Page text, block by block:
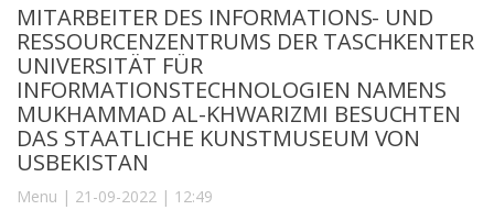
MITARBEITER DES INFORMATIONS- UND
RESSOURCENZENTRUMS DER TASCHKENTER
UNIVERSITÄT FÜR
INFORMATIONSTECHNOLOGIEN NAMENS
MUKHAMMAD AL-KHWARIZMI BESUCHTEN
DAS STAATLICHE KUNSTMUSEUM VON
USBEKISTAN
Menu | 21-09-2022 | 12:49